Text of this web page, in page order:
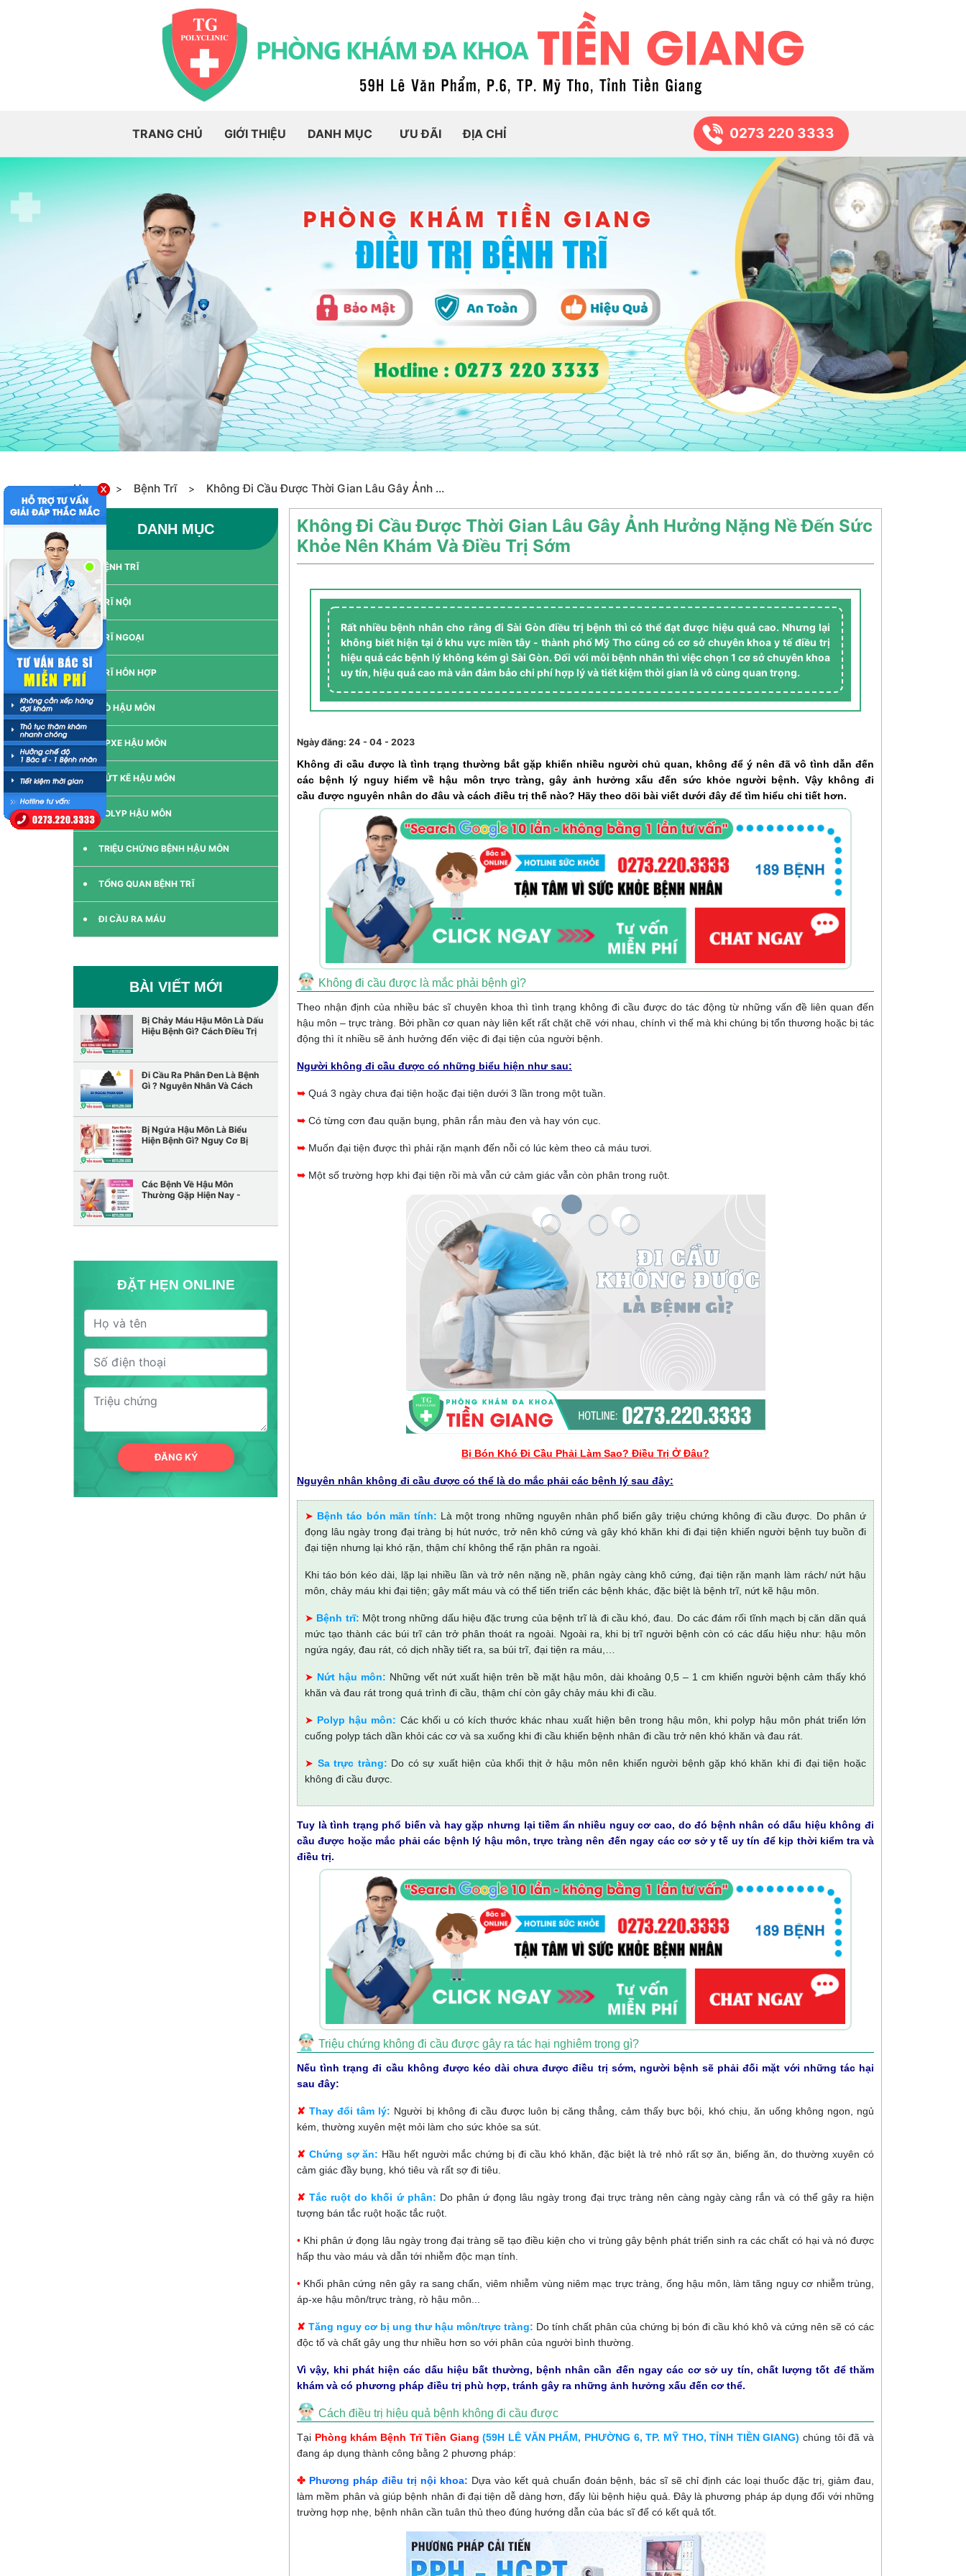
TRANG CHỦ GIỚI THIỆU DANH MỤC ƯU ĐÃI ĐỊA CHỈ 0273 220 3333
Home > Bệnh Trĩ > Không Đi Cầu Được Thời Gian Lâu Gây Ảnh ...
DANH MỤC
BỆNH TRĨ
TRĨ NỘI
TRĨ NGOẠI
TRĨ HỖN HỢP
RÒ HẬU MÔN
APXE HẬU MÔN
NỨT KẼ HẬU MÔN
POLYP HẬU MÔN
TRIỆU CHỨNG BỆNH HẬU MÔN
TỔNG QUAN BỆNH TRĨ
ĐI CẦU RA MÁU
BÀI VIẾT MỚI
Bị Chảy Máu Hậu Môn Là Dấu
Hiệu Bệnh Gì? Cách Điều Trị
Đi Cầu Ra Phân Đen Là Bệnh
Gì ? Nguyên Nhân Và Cách
Bị Ngứa Hậu Môn Là Biểu
Hiện Bệnh Gì? Nguy Cơ Bị
Các Bệnh Về Hậu Môn
Thường Gặp Hiện Nay -
ĐẶT HẸN ONLINE
ĐĂNG KÝ
Không Đi Cầu Được Thời Gian Lâu Gây Ảnh Hưởng Nặng Nề Đến Sức
Khỏe Nên Khám Và Điều Trị Sớm
Rất nhiều bệnh nhân cho rằng đi Sài Gòn điều trị bệnh thì có thể đạt được hiệu quả cao. Nhưng lại
không biết hiện tại ở khu vực miền tây - thành phố Mỹ Tho cũng có cơ sở chuyên khoa y tế điều trị
hiệu quả các bệnh lý không kém gì Sài Gòn. Đối với mỗi bệnh nhân thì việc chọn 1 cơ sở chuyên khoa
uy tín, hiệu quả cao mà vẫn đảm bảo chi phí hợp lý và tiết kiệm thời gian là vô cùng quan trọng.
Ngày đăng: 24 - 04 - 2023
Không đi cầu được là tình trạng thường bắt gặp khiến nhiều người chủ quan, không để ý nên đã vô tình dẫn đến
các bệnh lý nguy hiểm về hậu môn trực tràng, gây ảnh hưởng xấu đến sức khỏe người bệnh. Vậy không đi
cầu được nguyên nhân do đâu và cách điều trị thế nào? Hãy theo dõi bài viết dưới đây để tìm hiểu chi tiết hơn.
Không đi cầu được là mắc phải bệnh gì?
Theo nhận định của nhiều bác sĩ chuyên khoa thì tình trạng không đi cầu được do tác động từ những vấn đề liên quan đến
hậu môn – trực tràng. Bởi phần cơ quan này liên kết rất chặt chẽ với nhau, chính vì thế mà khi chúng bị tổn thương hoặc bị tác
động thì ít nhiều sẽ ảnh hưởng đến việc đi đại tiện của người bệnh.
Người không đi cầu được có những biểu hiện như sau:
➥ Quá 3 ngày chưa đại tiện hoặc đại tiện dưới 3 lần trong một tuần.
➥ Có từng cơn đau quặn bụng, phân rắn màu đen và hay vón cục.
➥ Muốn đại tiện được thì phải rặn mạnh đến nỗi có lúc kèm theo cả máu tươi.
➥ Một số trường hợp khi đại tiện rồi mà vẫn cứ cảm giác vẫn còn phân trong ruột.
Bị Bón Khó Đi Cầu Phải Làm Sao? Điều Trị Ở Đâu?
Nguyên nhân không đi cầu được có thể là do mắc phải các bệnh lý sau đây:
➤ Bệnh táo bón mãn tính: Là một trong những nguyên nhân phổ biến gây triệu chứng không đi cầu được. Do phân ứ
đọng lâu ngày trong đại tràng bị hút nước, trở nên khô cứng và gây khó khăn khi đi đại tiện khiến người bệnh tuy buồn đi
đại tiện nhưng lại khó rặn, thậm chí không thể rặn phân ra ngoài.
Khi táo bón kéo dài, lặp lại nhiều lần và trở nên nặng nề, phân ngày càng khô cứng, đại tiện rặn mạnh làm rách/ nứt hậu
môn, chảy máu khi đại tiện; gây mất máu và có thể tiến triển các bệnh khác, đặc biệt là bệnh trĩ, nứt kẽ hậu môn.
➤ Bệnh trĩ: Một trong những dấu hiệu đặc trưng của bệnh trĩ là đi cầu khó, đau. Do các đám rối tĩnh mạch bị căn dãn quá
mức tạo thành các búi trĩ cản trở phân thoát ra ngoài. Ngoài ra, khi bị trĩ người bệnh còn có các dấu hiệu như: hậu môn
ngứa ngáy, đau rát, có dịch nhầy tiết ra, sa búi trĩ, đại tiện ra máu,…
➤ Nứt hậu môn: Những vết nứt xuất hiện trên bề mặt hậu môn, dài khoảng 0,5 – 1 cm khiến người bệnh cảm thấy khó
khăn và đau rát trong quá trình đi cầu, thậm chí còn gây chảy máu khi đi cầu.
➤ Polyp hậu môn: Các khối u có kích thước khác nhau xuất hiện bên trong hậu môn, khi polyp hậu môn phát triển lớn
cuống polyp tách dần khỏi các cơ và sa xuống khi đi cầu khiến bệnh nhân đi cầu trở nên khó khăn và đau rát.
➤ Sa trực tràng: Do có sự xuất hiện của khối thịt ở hậu môn nên khiến người bệnh gặp khó khăn khi đi đại tiện hoặc
không đi cầu được.
Tuy là tình trạng phổ biến và hay gặp nhưng lại tiềm ẩn nhiều nguy cơ cao, do đó bệnh nhân có dấu hiệu không đi
cầu được hoặc mắc phải các bệnh lý hậu môn, trực tràng nên đến ngay các cơ sở y tế uy tín để kịp thời kiểm tra và
điều trị.
Triệu chứng không đi cầu được gây ra tác hại nghiêm trọng gì?
Nếu tình trạng đi cầu không được kéo dài chưa được điều trị sớm, người bệnh sẽ phải đối mặt với những tác hại
sau đây:
✘Thay đổi tâm lý: Người bị không đi cầu được luôn bị căng thẳng, cảm thấy bực bội, khó chịu, ăn uống không ngon, ngủ
kém, thường xuyên mệt mỏi làm cho sức khỏe sa sút.
✘ Chứng sợ ăn: Hầu hết người mắc chứng bị đi cầu khó khăn, đặc biệt là trẻ nhỏ rất sợ ăn, biếng ăn, do thường xuyên có
cảm giác đầy bụng, khó tiêu và rất sợ đi tiêu.
✘Tắc ruột do khối ứ phân: Do phân ứ đọng lâu ngày trong đại trực tràng nên càng ngày càng rắn và có thể gây ra hiện
tượng bán tắc ruột hoặc tắc ruột.
• Khi phân ứ đọng lâu ngày trong đại tràng sẽ tạo điều kiện cho vi trùng gây bệnh phát triển sinh ra các chất có hại và nó được
hấp thu vào máu và dẫn tới nhiễm độc mạn tính.
• Khối phân cứng nên gây ra sang chấn, viêm nhiễm vùng niêm mạc trực tràng, ống hậu môn, làm tăng nguy cơ nhiễm trùng,
áp-xe hậu môn/trực tràng, rò hậu môn...
✘ Tăng nguy cơ bị ung thư hậu môn/trực tràng: Do tính chất phân của chứng bị bón đi cầu khó khô và cứng nên sẽ có các
độc tố và chất gây ung thư nhiều hơn so với phân của người bình thường.
Vì vậy, khi phát hiện các dấu hiệu bất thường, bệnh nhân cần đến ngay các cơ sở uy tín, chất lượng tốt để thăm
khám và có phương pháp điều trị phù hợp, tránh gây ra những ảnh hưởng xấu đến cơ thể.
Cách điều trị hiệu quả bệnh không đi cầu được
Tại Phòng khám Bệnh Trĩ Tiền Giang (59H LÊ VĂN PHẨM, PHƯỜNG 6, TP. MỸ THO, TỈNH TIỀN GIANG)chúng tôi đã và
đang áp dụng thành công bằng 2 phương pháp:
✤ Phương pháp điều trị nội khoa: Dựa vào kết quả chuẩn đoán bệnh, bác sĩ sẽ chỉ định các loại thuốc đặc trị, giảm đau,
làm mềm phân và giúp bệnh nhân đi đại tiện dễ dàng hơn, đẩy lùi bệnh hiệu quả. Đây là phương pháp áp dụng đối với những
trường hợp nhẹ, bệnh nhân cần tuân thủ theo đúng hướng dẫn của bác sĩ để có kết quả tốt.